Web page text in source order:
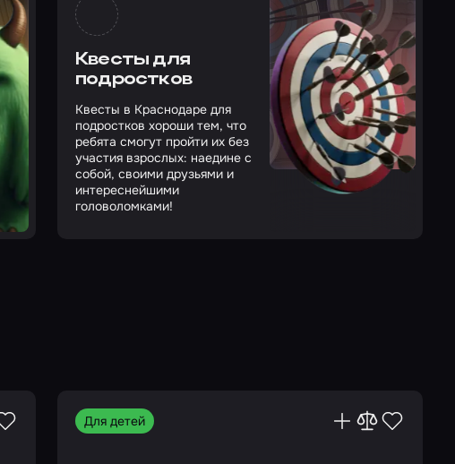
Квесты для
подростков
Квесты в Краснодаре для
подростков хороши тем, что
ребята смогут пройти их без
участия взрослых: наедине с
собой, своими друзьями и
интереснейшими
головоломками!
Для детей